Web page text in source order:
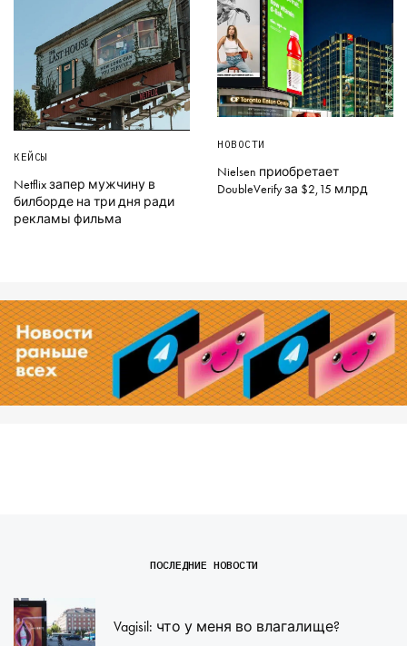
КЕЙСЫ
Netflix запер мужчину в
билборде на три дня ради
рекламы фильма
НОВОСТИ
Nielsen приобретает
DoubleVerify за $2,15 млрд
ПОСЛЕДНИЕ НОВОСТИ
Vagisil: что у меня во влагалище?